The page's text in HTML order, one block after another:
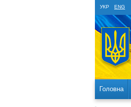
УКР ENG
Головна